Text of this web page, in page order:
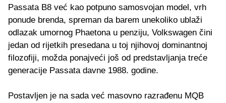
Passata B8 već kao potpuno samosvojan model, vrh
ponude brenda, spreman da barem unekoliko ublaži
odlazak umornog Phaetona u penziju, Volkswagen čini
jedan od rijetkih presedana u toj njihovoj dominantnoj
filozofiji, možda ponajveći još od predstavljanja treće
generacije Passata davne 1988. godine.
Postavljen je na sada već masovno razrađenu MQB